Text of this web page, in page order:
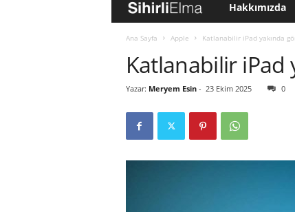
i
l
Hakkımızda
Ana Sayfa Apple Katlanabilir iPad yakında
Katlanabilir iPad
Yazar: Meryem Esin- 23 Ekim 2025 0